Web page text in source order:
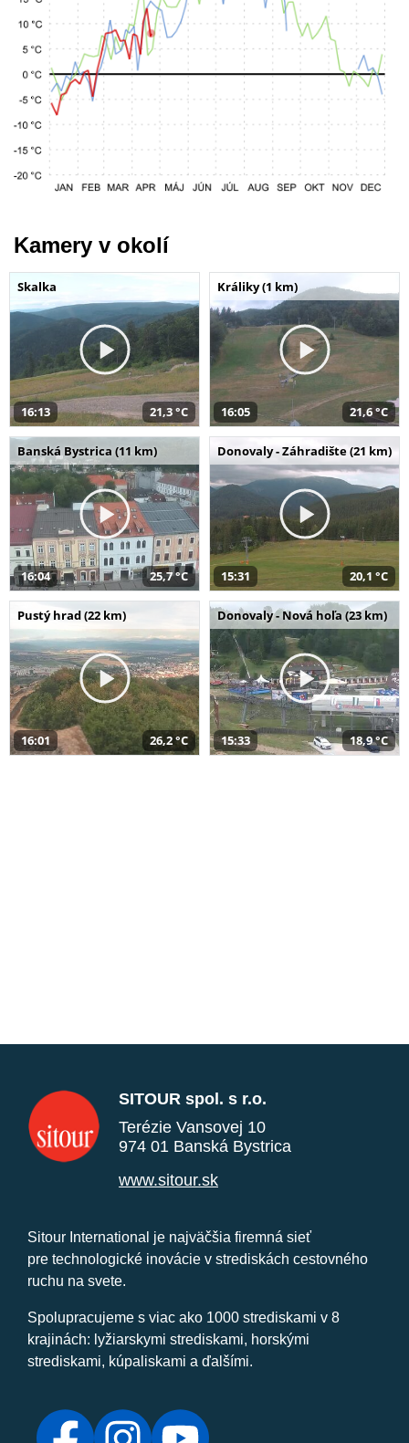
Kamery v okolí
Skalka
16:13 21,3 °C
Králiky (1 km)
16:05 21,6 °C
Banská Bystrica (11 km)
16:04 25,7 °C
Donovaly - Záhradište (21 km)
15:31 20,1 °C
Pustý hrad (22 km)
16:01 26,2 °C
Donovaly - Nová hoľa (23 km)
15:33 18,9 °C
SITOUR spol. s r.o.
Terézie Vansovej 10
974 01 Banská Bystrica
www.sitour.sk
Sitour International je najväčšia firemná sieť
pre technologické inovácie v strediskách cestovného
ruchu na svete.
Spolupracujeme s viac ako 1000 strediskami v 8
krajinách: lyžiarskymi strediskami, horskými
strediskami, kúpaliskami a ďalšími.